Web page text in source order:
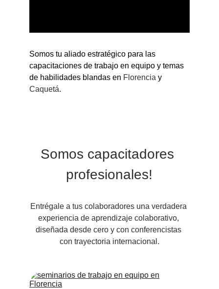
Somos tu aliado estratégico para las
capacitaciones de trabajo en equipo y temas
de habilidades blandas en Florencia y
Caquetá.
Somos capacitadores
profesionales!
Entrégale a tus colaboradores una verdadera
experiencia de aprendizaje colaborativo,
diseñada desde cero y con conferencistas
con trayectoria internacional.